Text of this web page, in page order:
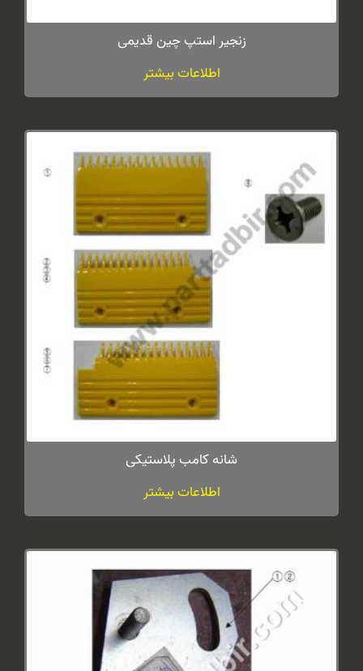
زنجیر استپ چین قدیمی
اطلاعات بیشتر
شانه کامب پلاستیکی
اطلاعات بیشتر